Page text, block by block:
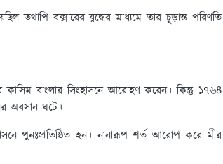
তথাপি বক্সারের যুদ্ধের মাধ্যমে তার চূড়ান্ত পরিণতি
বাংলার সিংহাসনে আরোহণ করেন। কিন্তু ১৭৬৪
অবসান ঘটে।
পুনঃপ্রতিষ্ঠিত হন। নানারূপ শর্ত আরোপ করে মীর